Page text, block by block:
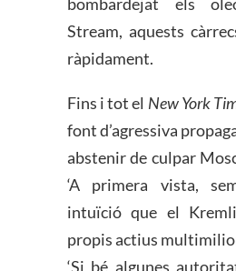
Stream, aquests
ràpidament.
Fins i tot el New York
font d’agressiva
abstenir de culpar
‘A primera vista,
intuïció que el
propis actius
‘Si bé algunes